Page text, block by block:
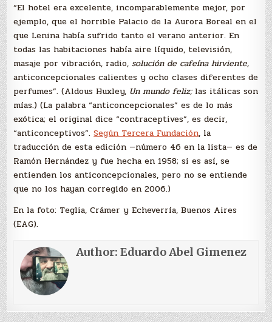
“El hotel era excelente, incomparablemente mejor, por
ejemplo, que el horrible Palacio de la Aurora Boreal en el
que Lenina había sufrido tanto el verano anterior. En
todas las habitaciones había aire líquido, televisión,
masaje por vibración, radio,solución de cafeína hirviente,
anticoncepcionales calientes y ocho clases diferentes de
perfumes”. (Aldous Huxley, Un mundo feliz;las itálicas son
mías.) (La palabra “anticoncepcionales” es de lo más
exótica; el original dice “contraceptives”, es decir,
“anticonceptivos”.Según Tercera Fundación, la
traducción de esta edición —número 46 en la lista— es de
Ramón Hernández y fue hecha en 1958; si es así, se
entienden los anticoncepcionales, pero no se entiende
que no los hayan corregido en 2006.)
En la foto: Teglia, Crámer y Echeverría, Buenos Aires
(EAG).
Author:Eduardo Abel Gimenez